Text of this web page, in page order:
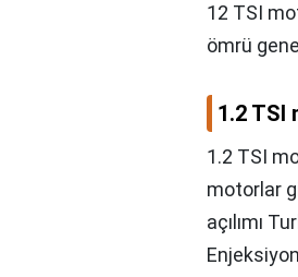
12 TSI
ömrü
1.2 TSI
1.2 TSI
motorlar
açılımı